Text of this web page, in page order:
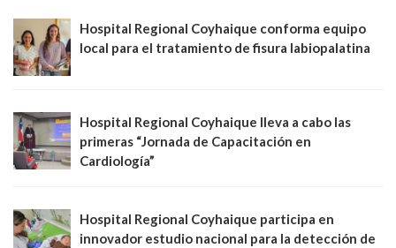
Hospital Regional Coyhaique conforma equipo
local para el tratamiento de fisura labiopalatina
Hospital Regional Coyhaique lleva a cabo las
primeras “Jornada de Capacitación en
Cardiología”
Hospital Regional Coyhaique participa en
innovador estudio nacional para la detección de